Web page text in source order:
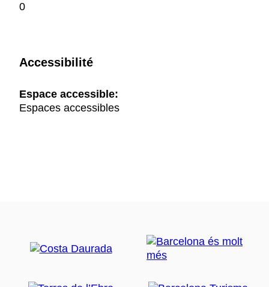
0
Accessibilité
Espace accessible:
Espaces accessibles